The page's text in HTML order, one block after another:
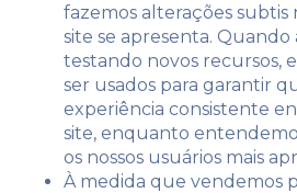
fazemos alterações subtis
site se apresenta. Quando
testando novos recursos,
ser usados ​​para garantir
experiência consistente
site, enquanto
os nossos usuários mais
À medida que vendemos